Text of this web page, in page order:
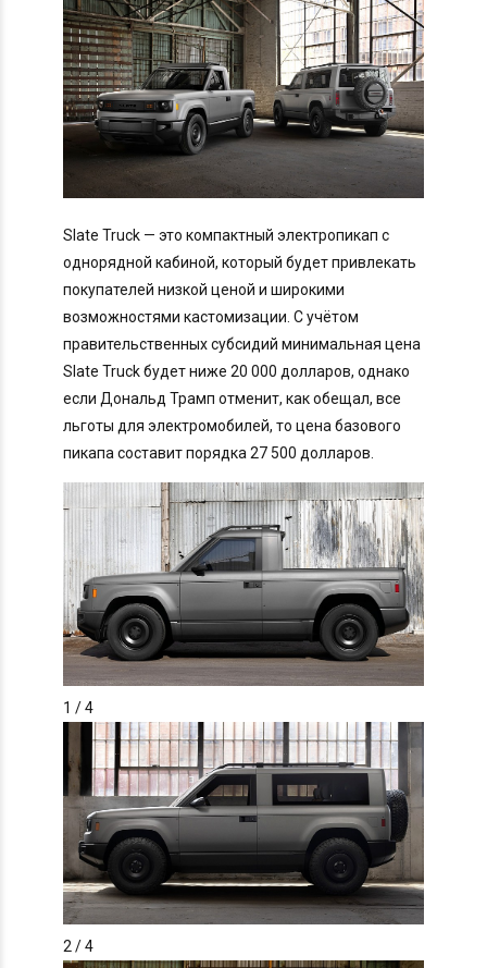
Slate Truck — это компактный электропикап с
однорядной кабиной, который будет привлекать
покупателей низкой ценой и широкими
возможностями кастомизации. С учётом
правительственных субсидий минимальная цена
Slate Truck будет ниже 20 000 долларов, однако
если Дональд Трамп отменит, как обещал, все
льготы для электромобилей, то цена базового
пикапа составит порядка 27 500 долларов.
1 / 4
2/ 4